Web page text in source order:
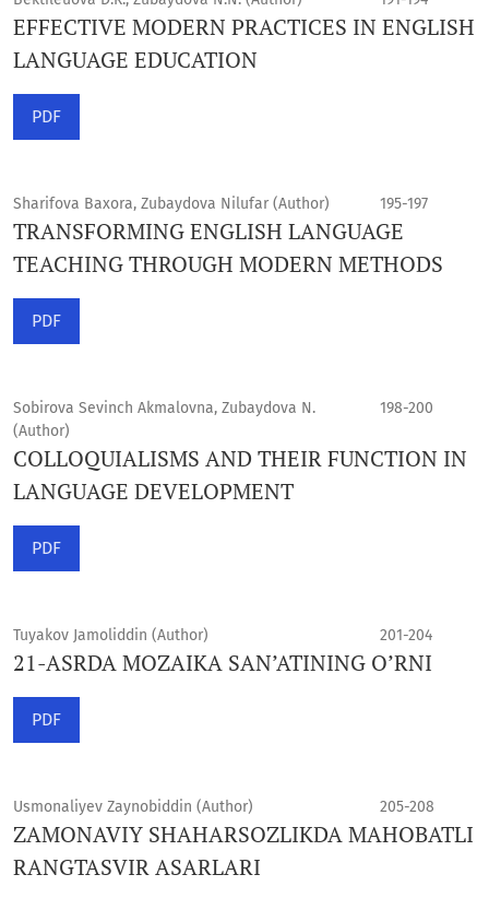
EFFECTIVE MODERN PRACTICES IN ENGLISH
LANGUAGE EDUCATION
PDF
Sharifova Baxora, Zubaydova Nilufar (Author) 195-197
TRANSFORMING ENGLISH LANGUAGE
TEACHING THROUGH MODERN METHODS
PDF
Sobirova Sevinch Akmalovna, Zubaydova N.
(Author)
198-200
COLLOQUIALISMS AND THEIR FUNCTION IN
LANGUAGE DEVELOPMENT
PDF
Tuyakov Jamoliddin (Author) 201-204
21-ASRDA MOZAIKA SAN’ATINING O’RNI
PDF
Usmonaliyev Zaynobiddin (Author) 205-208
ZAMONAVIY SHAHARSOZLIKDA MAHOBATLI
RANGTASVIR ASARLARI